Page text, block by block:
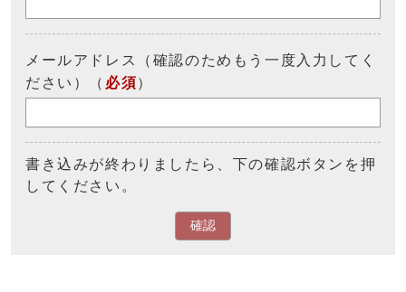
メールアドレス（確認のためもう一度入力してく
ださい）（ 必須）
書き込みが終わりましたら、下の確認ボタンを押
してください。
確認